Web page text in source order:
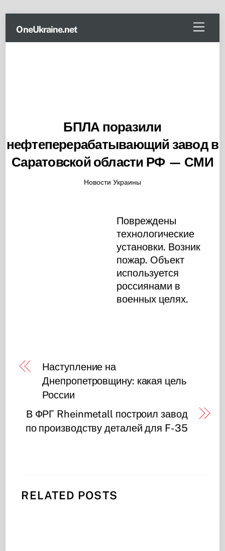
content
Menu
OneUkraine.net
БПЛА поразили
нефтеперерабатывающий завод в
Саратовской области РФ — СМИ
Новости Украины
Повреждены
технологические
установки. Возник
пожар. Объект
используется
россиянами в
военных целях.
Наступление на
Днепропетровщину: какая цель
России
В ФРГ Rheinmetall построил завод
по производству деталей для F-35
RELATED POSTS